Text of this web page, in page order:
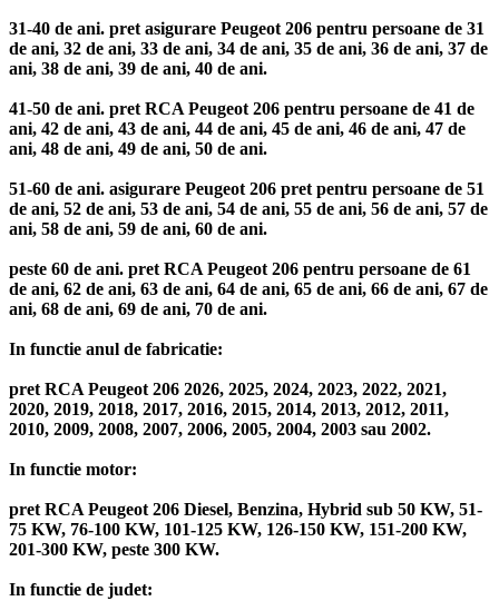
31-40 de ani. pret asigurare Peugeot 206 pentru persoane de 31
de ani, 32 de ani, 33 de ani, 34 de ani, 35 de ani, 36 de ani, 37 de
ani, 38 de ani, 39 de ani, 40 de ani.
41-50 de ani. pret RCA Peugeot 206 pentru persoane de 41 de
ani, 42 de ani, 43 de ani, 44 de ani, 45 de ani, 46 de ani, 47 de
ani, 48 de ani, 49 de ani, 50 de ani.
51-60 de ani. asigurare Peugeot 206 pret pentru persoane de 51
de ani, 52 de ani, 53 de ani, 54 de ani, 55 de ani, 56 de ani, 57 de
ani, 58 de ani, 59 de ani, 60 de ani.
peste 60 de ani. pret RCA Peugeot 206 pentru persoane de 61
de ani, 62 de ani, 63 de ani, 64 de ani, 65 de ani, 66 de ani, 67 de
ani, 68 de ani, 69 de ani, 70 de ani.
In functie anul de fabricatie:
pret RCA Peugeot 206 2026, 2025, 2024, 2023, 2022, 2021,
2020, 2019, 2018, 2017, 2016, 2015, 2014, 2013, 2012, 2011,
2010, 2009, 2008, 2007, 2006, 2005, 2004, 2003 sau 2002.
In functie motor:
pret RCA Peugeot 206 Diesel, Benzina, Hybrid sub 50 KW, 51-
75 KW, 76-100 KW, 101-125 KW, 126-150 KW, 151-200 KW,
201-300 KW, peste 300 KW.
In functie de judet: